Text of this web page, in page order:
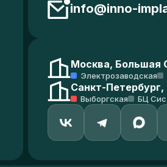
info@inno-
Москва, Большая
Электрозаводская
Санкт-
Выборгская БЦ